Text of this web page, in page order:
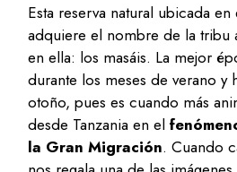
Esta reserva natural ubicada
adquiere el nombre de la tribu
en ella: los masáis. La mejor
durante los meses de verano y
otoño, pues es cuando más
desde Tanzania en el
la Gran Migración. Cuando